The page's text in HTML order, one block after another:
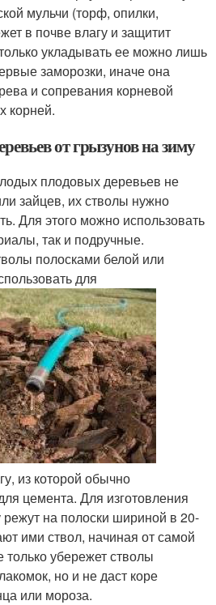
мульчи (торф, опилки,
в почве влагу и защитит
укладывать ее можно лишь
заморозки, иначе она
и сопревания корневой
корней.
от грызунов на зиму
плодовых деревьев не
зайцев, их стволы нужно
Для этого можно использовать
так и подручные.
полосками белой или
для
из которой обычно
цемента. Для изготовления
режут на полоски шириной в 20-
ими ствол, начиная от самой
убережет стволы
но и не даст коре
или мороза.